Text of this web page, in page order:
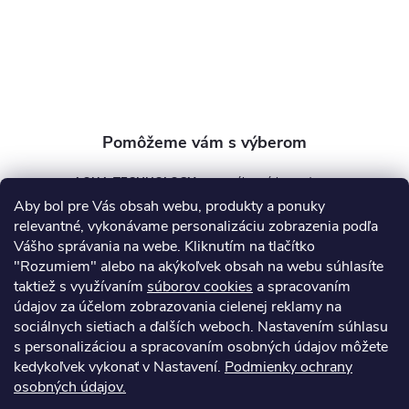
Aby bol pre Vás obsah webu, produkty a ponuky
relevantné, vykonávame personalizáciu zobrazenia podľa
Vášho správania na webe. Kliknutím na tlačítko
"Rozumiem" alebo na akýkoľvek obsah na webu súhlasíte
taktiež s využívaním súborov cookies a spracovaním
údajov za účelom zobrazovania cielenej reklamy na
sociálnych sietiach a ďalších weboch. Nastavením súhlasu
s personalizáciou a spracovaním osobných údajov môžete
kedykoľvek vykonať v Nastavení. Podmienky ochrany
osobných údajov.
AQUA TECHNOLOGY s.r.o.
info @aquatechnology.sk
+421 911 991 394
Informácie pre vás
Kontakty Obchodné podmienky